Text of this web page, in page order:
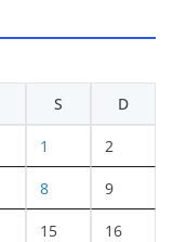
S D
1 2
8 9
15 16